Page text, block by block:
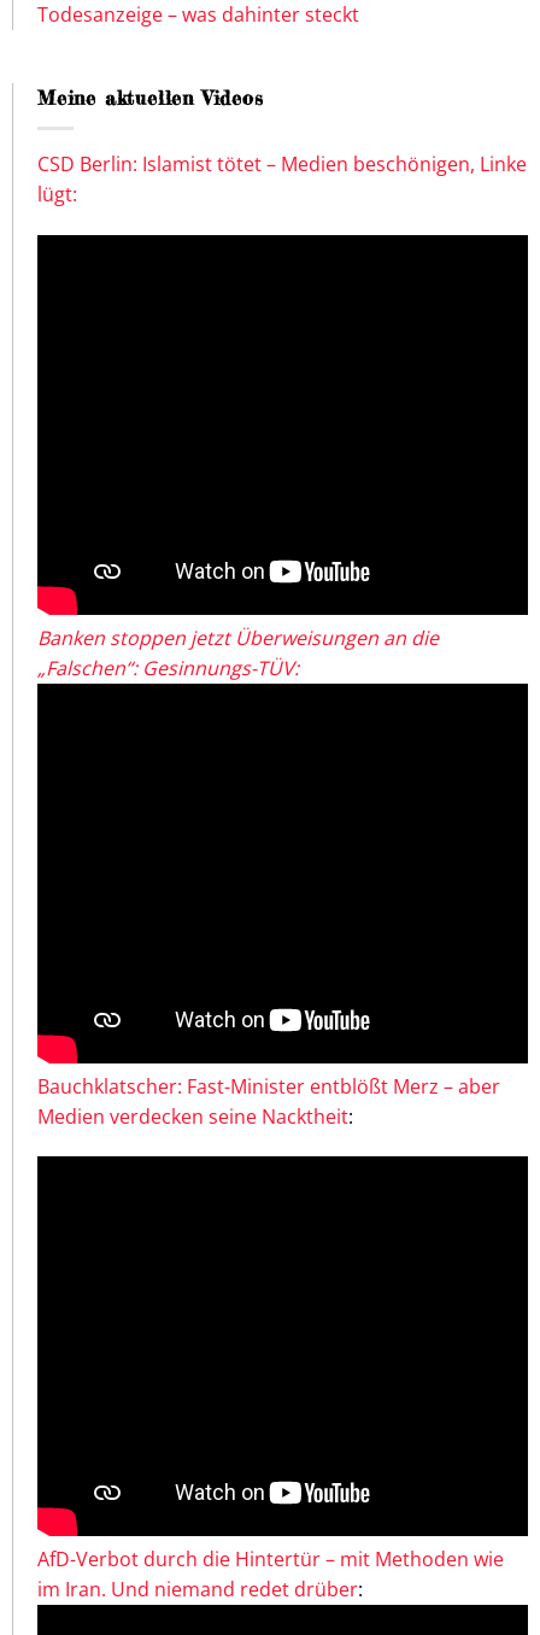
Todesanzeige – was dahinter steckt
Meine aktuellen Videos
CSD Berlin: Islamist tötet – Medien beschönigen, Linke
lügt:
Banken stoppen jetzt Überweisungen an die
„Falschen“: Gesinnungs-TÜV:
Bauchklatscher: Fast-Minister entblößt Merz – aber
Medien verdecken seine Nacktheit:
AfD-Verbot durch die Hintertür – mit Methoden wie
im Iran. Und niemand redet drüber: